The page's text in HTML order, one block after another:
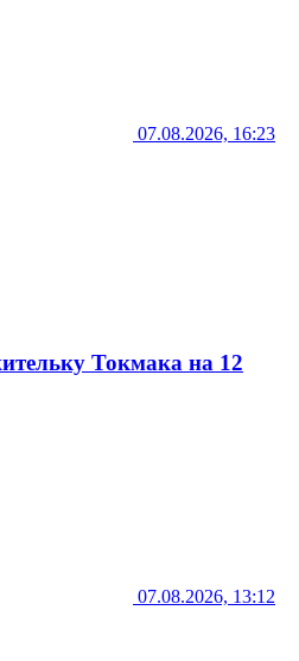
07.08.2026, 16:23
Токмака на 12
07.08.2026, 13:12